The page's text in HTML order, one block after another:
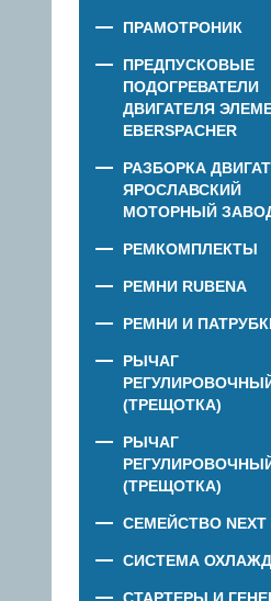
ПРАМОТРОНИК
ПРЕДПУСКОВЫЕ
ПОДОГРЕВАТЕЛИ
ДВИГАТЕЛЯ
EBERSPACHER
РАЗБОРКА
ЯРОСЛАВСКИЙ
МОТОРНЫЙ
РЕМКОМПЛЕКТЫ
РЕМНИ RUBENA
РЕМНИ И
РЫЧАГ
(ТРЕЩОТКА)
РЫЧАГ
(ТРЕЩОТКА)
СЕМЕЙСТВО NEXT
СИСТЕМА